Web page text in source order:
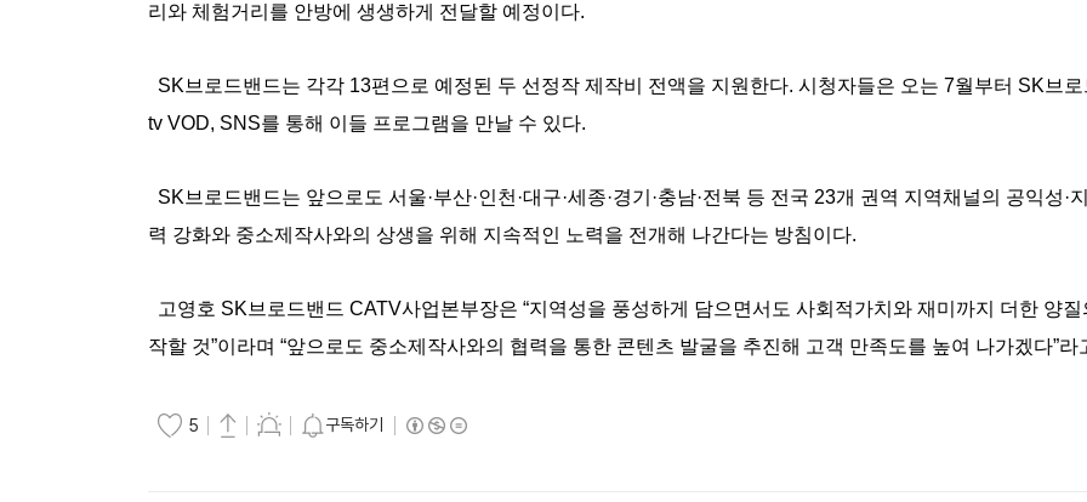
리와 체험거리를 안방에 생생하게 전달할 예정이다.
SK브로드밴드는 각각 13편으로 예정된 두 선정작 제작비 전액을 지원한다. 시청자들은 오는 7월부터 SK브
tv VOD, SNS를 통해 이들 프로그램을 만날 수 있다.
SK브로드밴드는 앞으로도 서울·부산·인천·대구·세종·경기·충남·전북 등 전국 23개 권역 지역채널의 공익성·
력 강화와 중소제작사와의 상생을 위해 지속적인 노력을 전개해 나간다는 방침이다.
고영호 SK브로드밴드 CATV사업본부장은 “지역성을 풍성하게 담으면서도 사회적가치와 재미까지 더한 양
작할 것”이라며 “앞으로도 중소제작사와의 협력을 통한 콘텐츠 발굴을 추진해 고객 만족도를 높여 나가겠다”라
5 구독하기